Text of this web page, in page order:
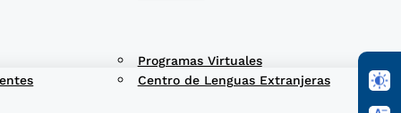
Centro de Lenguas Extranjeras
Programas Virtuales